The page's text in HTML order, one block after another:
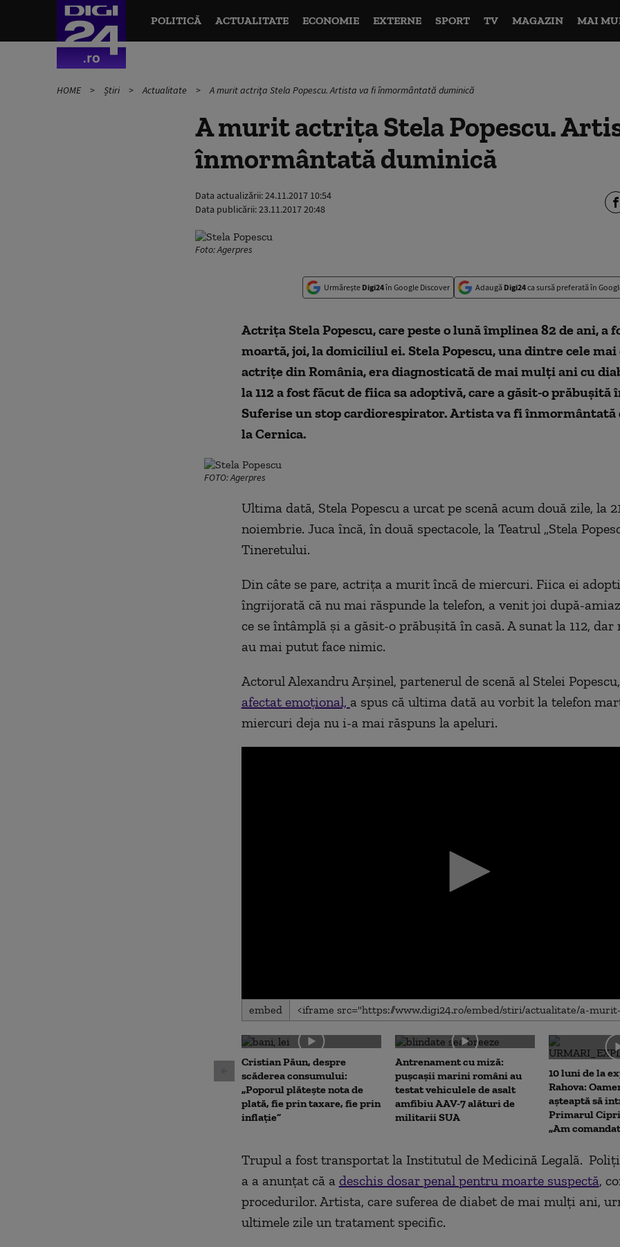
POLITICĂ ACTUALITATE ECONOMIE EXTERNE SPORT TV MAGAZIN MAI
HOME Știri Actualitate A murit actriţa Stela Popescu. Artista va fi înmormântată duminică
A murit actriţa Stela Popescu.
înmormântată duminică
Data actualizării:24.11.2017 10:54
Data publicării:23.11.2017 20:48
Foto: Agerpres
Urmărește Digi24în Google Discover Adaugă Digi24ca sursă preferată în
Actriţa Stela Popescu, care peste o lună împlinea 82 de ani, a
moartă, joi, la domiciliul ei. Stela Popescu, una dintre cele mai
actrițe din România, era diagnosticată de mai mulți ani cu
la 112 a fost făcut de fiica sa adoptivă, care a găsit-o prăbușită
Suferise un stop cardiorespirator. Artista va fi înmormântată
la Cernica.
FOTO: Agerpres
Ultima dată, Stela Popescu a urcat pe scenă acum două zile, la
noiembrie. Juca încă, în două spectacole, la Teatrul „Stela
Tineretului.
Din câte se pare, actrița a murit încă de miercuri. Fiica ei
îngrijorată că nu mai răspunde la telefon, a venit joi după-
ce se întâmplă și a găsit-o prăbușită în casă. A sunat la 112,
au mai putut face nimic.
Actorul Alexandru Arșinel, partenerul de scenă al Stelei Popescu,
afectat emoțional, a spus că ultima dată au vorbit la telefon
miercuri deja nu i-a mai răspuns la apeluri.
0
seconds
0
secondsVolume
90%
embed
Cristian Păun, despre
scăderea consumului:
„Poporul plătește nota de
plată, fie prin taxare, fie prin
inflație”
Antrenament cu miză:
pușcașii marini români au
testat vehiculele de asalt
amfibiu AAV-7 alături de
militarii SUA
10 luni de la
Rahova:
așteaptă să
Primarul
„Am
Trupul a fost transportat la Institutul de Medicină Legală.
a a anunţat că a deschis dosar penal pentru moarte suspectă,
procedurilor. Artista, care suferea de diabet de mai mulți ani,
ultimele zile un tratament specific.